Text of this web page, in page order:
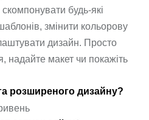
будь-які
змінити кольорову
дизайн. Просто
надайте макет чи покажіть
розширеного дизайну?